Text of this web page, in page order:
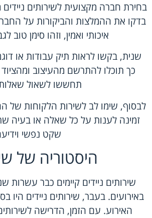
בחירת חברה מקצועית לשירותים
בדקו את ההמלצות והביקורות על
איכותי ואמין, וזהו סימן
שנית, בקשו לראות תיק עבודות או
כך תוכלו להתרשם מהעיצוב
תחששו לשאול שאלות
לבסוף, שימו לב לשירות הלקוחות של
זמינה לענות על כל שאלה או בעיה
שקט נפשי
היסטוריה של
שירותים ניידים קיימים כבר עשרות
באירועים. בעבר, שירותים ניידים היו
האירוע. עם הזמן, הדרישה